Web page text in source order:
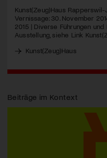
Kunst(Zeug)Haus
Vernissage: 30. November
2015 | Diverse Führungen
Ausstellung, siehe Link
Kunst(Zeug)Haus
Beiträge im Kontext